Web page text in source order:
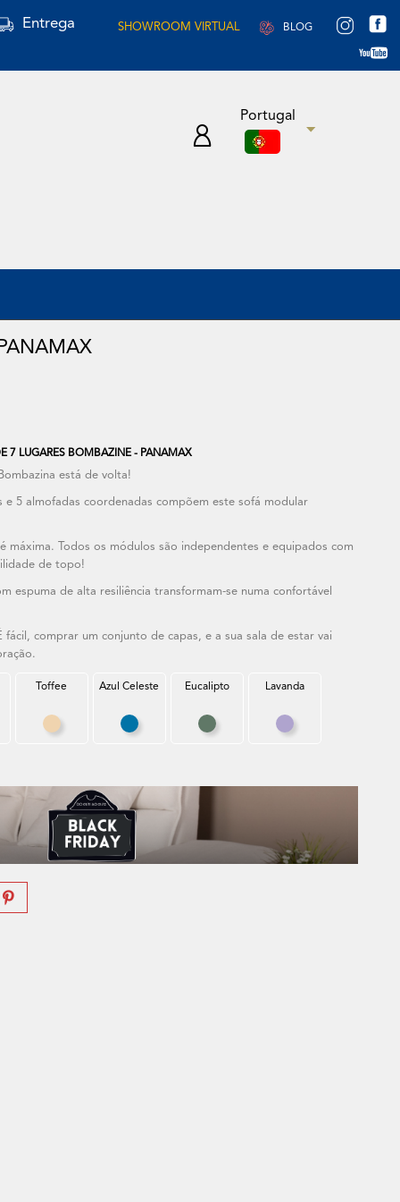
Entrega
SHOWROOM VIRTUAL BLOG
Portugal
7 LUGARES BOMBAZINE - PANAMAX
está de volta!
5 almofadas coordenadas compõem este sofá modular
máxima. Todos os módulos são independentes e equipados com
de topo!
espuma de alta resiliência transformam-se numa confortável
comprar um conjunto de capas, e a sua sala de estar vai
Creme
Toffee
Toffee
Azul Celeste
Azul Celeste
Eucalipto
Eucalipto
Lavanda
Lavanda